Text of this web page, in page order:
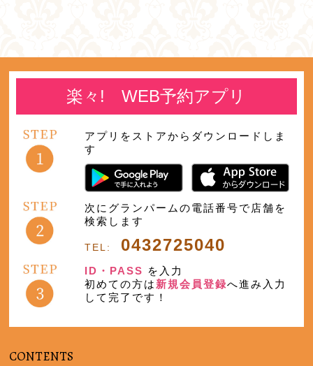
楽々! WEB予約アプリ
アプリをストアからダウンロードしま
す
次にグランパームの電話番号で店舗を
検索します
TEL: 0432725040
ID・PASS を入力
初めての方は 新規会員登録へ進み入力
して完了です！
CONTENTS